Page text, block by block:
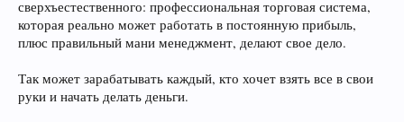
сверхъестественного: профессиональная торговая система,
которая реально может работать в постоянную прибыль,
плюс правильный мани менеджмент, делают свое дело.
Так может зарабатывать каждый, кто хочет взять все в свои
руки и начать делать деньги.